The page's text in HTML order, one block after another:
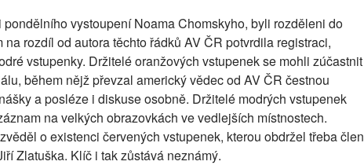
vystoupení Noama Chomskyho, byli rozděleni do
na rozdíl od autora těchto řádků AV ČR potvrdila registraci,
vstupenky. Držitelé oranžových vstupenek se mohli zúčastnit
během nějž převzal americký vědec od AV ČR čestnou
a posléze i diskuse osobně. Držitelé modrých vstupenek
na velkých obrazovkách ve vedlejších místnostech.
o existenci červených vstupenek, kterou obdržel třeba člen
Zlatuška. Klíč i tak zůstává neznámý.